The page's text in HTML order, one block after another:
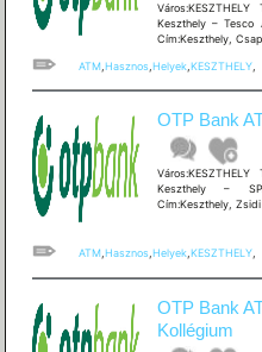
Keszthely – Tesco
Cím:Keszthely,
ATM, Hasznos, Helyek, KESZTHELY,
OTP Bank
Keszthely –
Cím:Keszthely,
ATM, Hasznos, Helyek, KESZTHELY,
OTP Bank
Kollégium